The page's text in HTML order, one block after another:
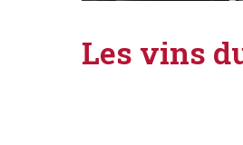
Les vins